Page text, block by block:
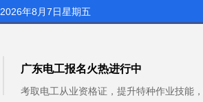
2026年8月7日星期五
广东电工报名火热进行中
考取电工从业资格证，提升特种作业技能